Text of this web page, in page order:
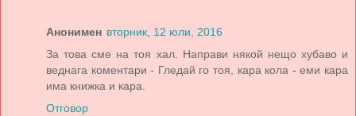
Анонимен вторник, 12 юли, 2016
За това сме на тоя хал. Направи някой нещо хубаво и
веднага коментари - Гледай го тоя, кара кола - еми кара
има книжка и кара.
Отговор